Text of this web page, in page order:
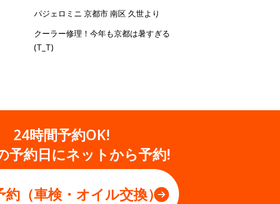
パジェロミニ 京都市 南区 久世より
クーラー修理！今年も京都は暑すぎる
(T_T)
24時間予約OK!
予約日にネットから予約!
約（車検・オイル交換）